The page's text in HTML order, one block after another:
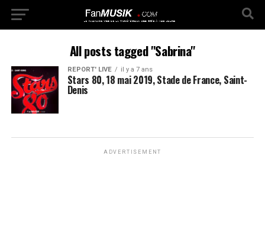
All posts tagged "Sabrina"
REPORT' LIVE il y a 7 ans
Stars 80, 18 mai 2019, Stade de France, Saint-
Denis
ADVERTISEMENT